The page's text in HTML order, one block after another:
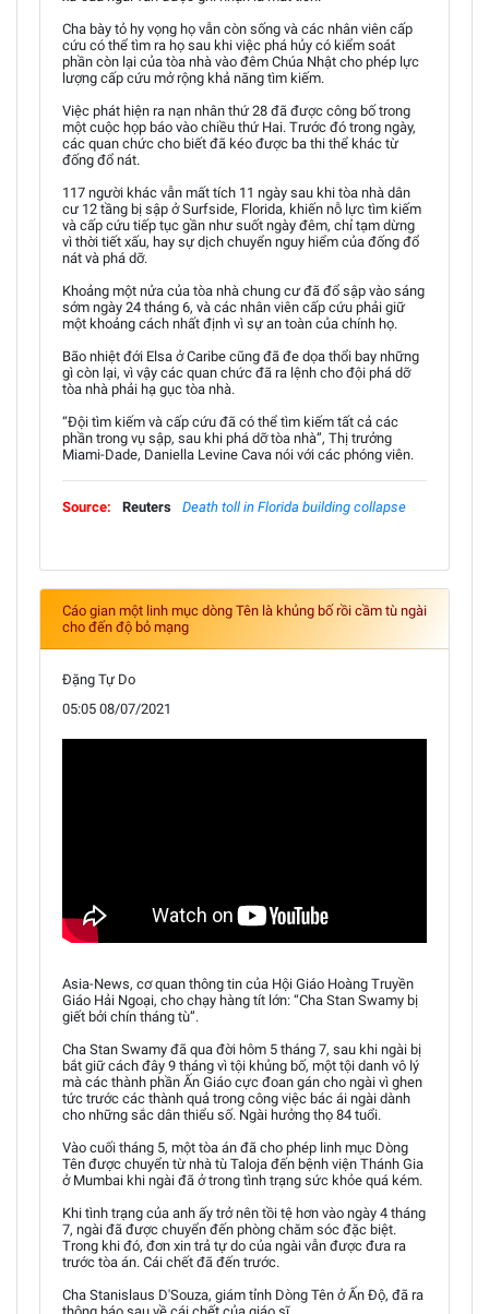
Cha bày tỏ hy vọng họ vẫn còn sống và các nhân viên cấp
cứu có thể tìm ra họ sau khi việc phá hủy có kiểm soát
phần còn lại của tòa nhà vào đêm Chúa Nhật cho phép lực
lượng cấp cứu mở rộng khả năng tìm kiếm.
Việc phát hiện ra nạn nhân thứ 28 đã được công bố trong
một cuộc họp báo vào chiều thứ Hai. Trước đó trong ngày,
các quan chức cho biết đã kéo được ba thi thể khác từ
đống đổ nát.
117 người khác vẫn mất tích 11 ngày sau khi tòa nhà dân
cư 12 tầng bị sập ở Surfside, Florida, khiến nỗ lực tìm kiếm
và cấp cứu tiếp tục gần như suốt ngày đêm, chỉ tạm dừng
vì thời tiết xấu, hay sự dịch chuyển nguy hiểm của đống đổ
nát và phá dỡ.
Khoảng một nửa của tòa nhà chung cư đã đổ sập vào sáng
sớm ngày 24 tháng 6, và các nhân viên cấp cứu phải giữ
một khoảng cách nhất định vì sự an toàn của chính họ.
Bão nhiệt đới Elsa ở Caribe cũng đã đe dọa thổi bay những
gì còn lại, vì vậy các quan chức đã ra lệnh cho đội phá dỡ
tòa nhà phải hạ gục tòa nhà.
“Đội tìm kiếm và cấp cứu đã có thể tìm kiếm tất cả các
phần trong vụ sập, sau khi phá dỡ tòa nhà”, Thị trưởng
Miami-Dade, Daniella Levine Cava nói với các phóng viên.
Source: Reuters Death toll in Florida building collapse
Cáo gian một linh mục dòng Tên là khủng bố rồi cầm tù ngài
cho đến độ bỏ mạng
Đặng Tự Do
05:05 08/07/2021
Asia-News, cơ quan thông tin của Hội Giáo Hoàng Truyền
Giáo Hải Ngoại, cho chạy hàng tít lớn: “Cha Stan Swamy bị
giết bởi chín tháng tù”.
Cha Stan Swamy đã qua đời hôm 5 tháng 7, sau khi ngài bị
bắt giữ cách đây 9 tháng vì tội khủng bố, một tội danh vô lý
mà các thành phần Ấn Giáo cực đoan gán cho ngài vì ghen
tức trước các thành quả trong công việc bác ái ngài dành
cho những sắc dân thiểu số. Ngài hưởng thọ 84 tuổi.
Vào cuối tháng 5, một tòa án đã cho phép linh mục Dòng
Tên được chuyển từ nhà tù Taloja đến bệnh viện Thánh Gia
ở Mumbai khi ngài đã ở trong tình trạng sức khỏe quá kém.
Khi tình trạng của anh ấy trở nên tồi tệ hơn vào ngày 4 tháng
7, ngài đã được chuyển đến phòng chăm sóc đặc biệt.
Trong khi đó, đơn xin trả tự do của ngài vẫn được đưa ra
trước tòa án. Cái chết đã đến trước.
Cha Stanislaus D'Souza, giám tỉnh Dòng Tên ở Ấn Độ, đã ra